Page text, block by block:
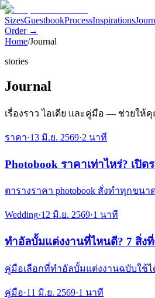
SizesGuestbookProcessInspirations
Order →
Home/Journal
stories
Journal
เรื่องราว ไอเดีย และคู่มือ — ช่วยให้
ราคา·13 มิ.ย. 2569·2 นาที
Photobook ราคาเท่าไหร่? เปิ
ตารางราคา photobook สั่งทำทุกขน
Wedding·12 มิ.ย. 2569·1 นาที
ทำอัลบั้มแต่งงานที่ไหนดี? 7 สิ่ง
คู่มือเลือกที่ทำอัลบั้มแต่งงานฉบับใช้ไ
คู่มือ·11 มิ.ย. 2569·1 นาที